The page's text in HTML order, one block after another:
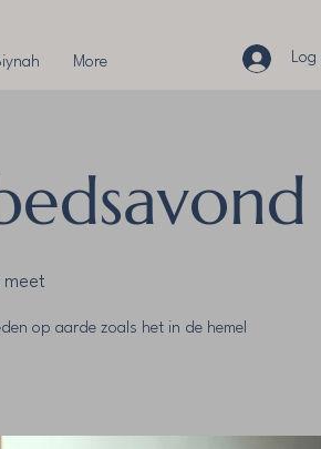
More Log
op aarde zoals het in de hemel